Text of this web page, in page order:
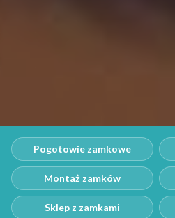
Pogotowie zamkowe
Montaż zamków
Sklep z zamkami